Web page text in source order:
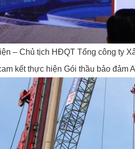
– Chủ tịch HĐQT Tổng công ty
kết thực hiện Gói thầu bảo đảm